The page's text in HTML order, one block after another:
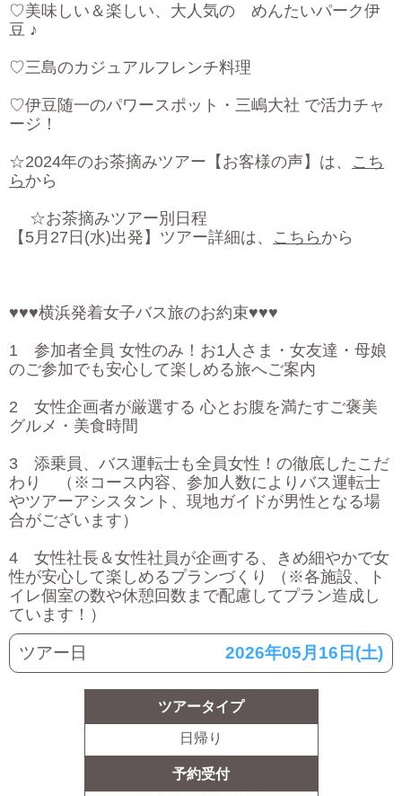
♡美味しい＆楽しい、大人気の めんたいパーク伊
豆 ♪
♡三島のカジュアルフレンチ料理
♡伊豆随一のパワースポット・三嶋大社 で活力チャ
ージ！
☆2024年のお茶摘みツアー【お客様の声】は、 こち
ら から
☆お茶摘みツアー別日程
【5月27日(水)出発】ツアー詳細は、 こちら から
♥♥♥横浜発着女子バス旅のお約束♥♥♥
1 参加者全員 女性のみ！お1人さま・女友達・母娘
のご参加でも安心して楽しめる旅へご案内
2 女性企画者が厳選する 心とお腹を満たすご褒美
グルメ・美食時間
3 添乗員、バス運転士も全員女性！の徹底したこだ
わり （※コース内容、参加人数によりバス運転士
やツアーアシスタント、現地ガイドが男性となる場
合がございます）
4 女性社長＆女性社員が企画する、きめ細やかで女
性が安心して楽しめるプランづくり （※各施設、ト
イレ個室の数や休憩回数まで配慮してプラン造成し
ています！）
ツアー日 2026年05月16日(土)
ツアータイプ
日帰り
予約受付